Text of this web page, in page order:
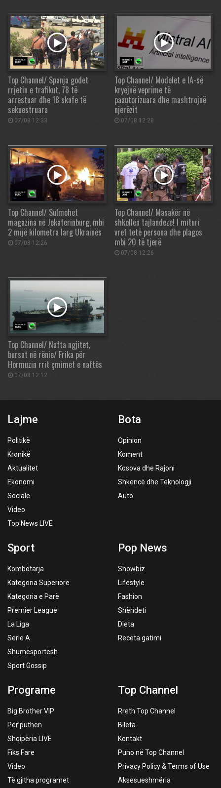
Top Channel/ Spanja godet
rrjetin e trafikut, 78 të
arrestuar dhe 18 skafe të
sekuestruara
07/08 12:33
Top Channel/ Modelet e IA-së
kryejnë veprime të
paautorizuara dhe mashtrojnë
njerëzit
07/08 12:28
Top Channel/ Sulmohet
magazina në Jekaterinburg, mbi
2 mijë kilometra larg Ukrainës
07/08 12:26
Top Channel/ Masakër në
shkollën tajlandeze! I mituri
vret tetë persona dhe plagos
mbi 20 të tjerë
07/08 12:26
Top Channel/ Nafta ngjitet,
bursat në rënie/ Frika për
Hormuzin rrit çmimet e naftës
07/08 12:12
Lajme
Politikë
Kronikë
Aktualitet
Ekonomi
Sociale
Video
Top News LIVE
Bota
Opinion
Koment
Kosova dhe Rajoni
Shkencë dhe Teknologji
Auto
Sport
Kombëtarja
Kategoria Superiore
Kategoria e Parë
Premier League
La Liga
Serie A
Shumësportësh
Sport Gossip
Pop News
Showbiz
Lifestyle
Fashion
Shëndeti
Dieta
Receta gatimi
Programe
Big Brother VIP
Për’puthen
Shqipëria LIVE
Fiks Fare
Video
Të gjitha programet
Top Channel
Rreth Top Channel
Bileta
Kontakt
Puno në Top Channel
Privacy Policy & Terms of Use
Aksesueshmëria